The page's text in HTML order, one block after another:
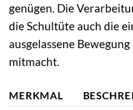
genügen. Die
die Schultüte auch die
ausgelassene
mitmacht.
MERKMAL